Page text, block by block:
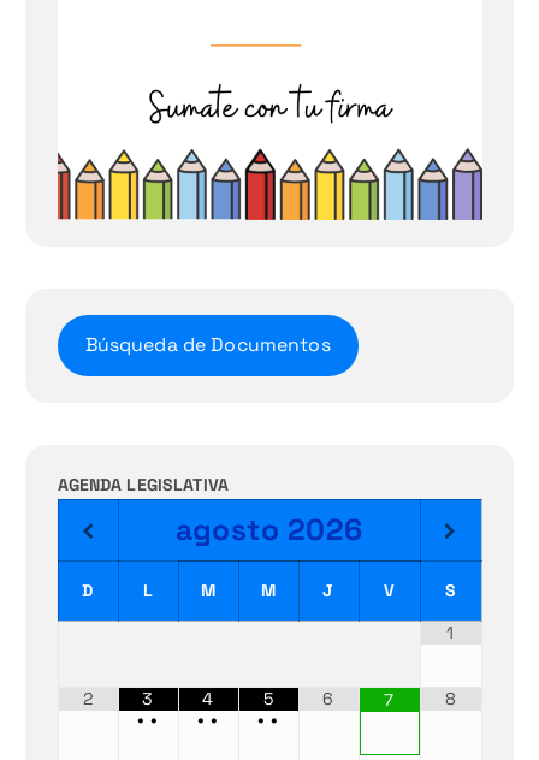
Búsqueda de Documentos
AGENDA LEGISLATIVA
agosto 2026
D L M M J V
S
1
2
3
••
4
••
5
••
6 7 8